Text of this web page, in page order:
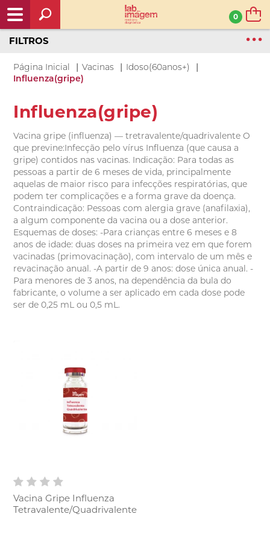
0
Página Inicial | Vacinas | Idoso(60anos+) |
Influenza(gripe)
FILTROS
Influenza(gripe)
Vacina gripe (influenza) — tretravalente/quadrivalente O
que previne:Infecção pelo vírus Influenza (que causa a
gripe) contidos nas vacinas. Indicação: Para todas as
pessoas a partir de 6 meses de vida, principalmente
aquelas de maior risco para infecções respiratórias, que
podem ter complicações e a forma grave da doença.
Contraindicação: Pessoas com alergia grave (anafilaxia),
a algum componente da vacina ou a dose anterior.
Esquemas de doses: -Para crianças entre 6 meses e 8
anos de idade: duas doses na primeira vez em que forem
vacinadas (primovacinação), com intervalo de um mês e
revacinação anual. -A partir de 9 anos: dose única anual. -
Para menores de 3 anos, na dependência da bula do
fabricante, o volume a ser aplicado em cada dose pode
ser de 0,25 mL ou 0,5 mL.
Vacina Gripe Influenza
Tetravalente/Quadrivalente